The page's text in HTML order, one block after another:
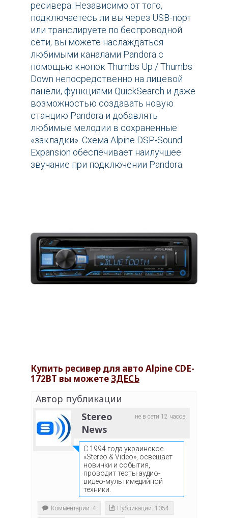
ресивера. Независимо от того,
подключаетесь ли вы через USB-порт
или транслируете по беспроводной
сети, вы можете наслаждаться
любимыми каналами Pandora с
помощью кнопок Thumbs Up / Thumbs
Down непосредственно на лицевой
панели, функциями QuickSearch и даже
возможностью создавать новую
станцию Pandora и добавлять
любимые мелодии в сохраненные
«закладки». Схема Alpine DSP-Sound
Expansion обеспечивает наилучшее
звучание при подключении Pandora.
Купить ресивер для авто Alpine CDE-
172BT вы можете ЗДЕСЬ
Автор публикации
не в сети 12 часов
Stereo
News
С 1994 года украинское
«Stereo & Video», освещает
новинки и события,
проводит тесты аудио-
видео-мультимедийной
техники.
Комментарии: 4 Публикации: 1054